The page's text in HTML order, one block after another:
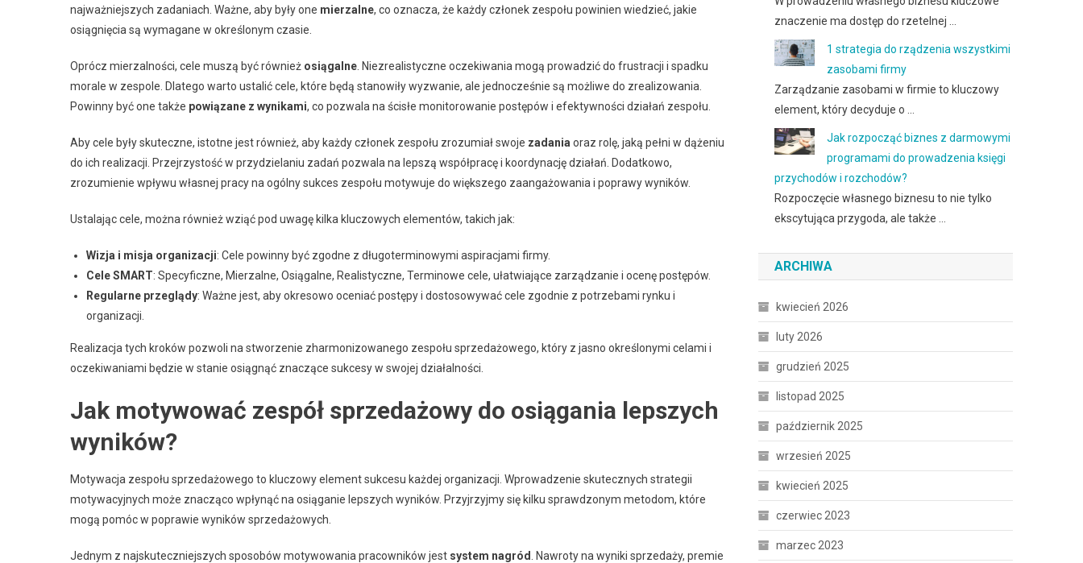
najważniejszych zadaniach. Ważne, aby były one mierzalne, co oznacza, że każdy członek zespołu powinien wiedzieć, jakie
osiągnięcia są wymagane w określonym czasie.
Oprócz mierzalności, cele muszą być również osiągalne . Niezrealistyczne oczekiwania mogą prowadzić do frustracji i spadku
morale w zespole. Dlatego warto ustalić cele, które będą stanowiły wyzwanie, ale jednocześnie są możliwe do zrealizowania.
Powinny być one także powiązane z wynikami, co pozwala na ścisłe monitorowanie postępów i efektywności działań zespołu.
Aby cele były skuteczne, istotne jest również, aby każdy członek zespołu zrozumiał swoje zadania oraz rolę, jaką pełni w dążeniu
do ich realizacji. Przejrzystość w przydzielaniu zadań pozwala na lepszą współpracę i koordynację działań. Dodatkowo,
zrozumienie wpływu własnej pracy na ogólny sukces zespołu motywuje do większego zaangażowania i poprawy wyników.
Ustalając cele, można również wziąć pod uwagę kilka kluczowych elementów, takich jak:
Wizja i misja organizacji: Cele powinny być zgodne z długoterminowymi aspiracjami firmy.
Cele SMART: Specyficzne, Mierzalne, Osiągalne, Realistyczne, Terminowe cele, ułatwiające zarządzanie i ocenę postępów.
Regularne przeglądy: Ważne jest, aby okresowo oceniać postępy i dostosowywać cele zgodnie z potrzebami rynku i
organizacji.
Realizacja tych kroków pozwoli na stworzenie zharmonizowanego zespołu sprzedażowego, który z jasno określonymi celami i
oczekiwaniami będzie w stanie osiągnąć znaczące sukcesy w swojej działalności.
Jak motywować zespół sprzedażowy do osiągania lepszych
wyników?
Motywacja zespołu sprzedażowego to kluczowy element sukcesu każdej organizacji. Wprowadzenie skutecznych strategii
motywacyjnych może znacząco wpłynąć na osiąganie lepszych wyników. Przyjrzyjmy się kilku sprawdzonym metodom, które
mogą pomóc w poprawie wyników sprzedażowych.
Jednym z najskuteczniejszych sposobów motywowania pracowników jest system nagród
. Nawroty na wyniki sprzedaży, premie
znaczenie ma dostęp do rzetelnej …
1 strategia do rządzenia wszystkimi
zasobami firmy
Zarządzanie zasobami w firmie to kluczowy
element, który decyduje o …
Jak rozpocząć biznes z darmowymi
programami do prowadzenia księgi
przychodów i rozchodów?
Rozpoczęcie własnego biznesu to nie tylko
ekscytująca przygoda, ale także …
ARCHIWA
kwiecień 2026
luty 2026
grudzień 2025
listopad 2025
październik 2025
wrzesień 2025
kwiecień 2025
czerwiec 2023
marzec 2023